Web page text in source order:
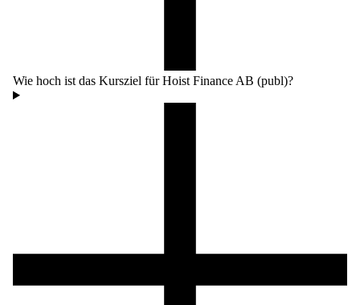
Wie hoch ist das Kursziel für Hoist Finance AB (publ)?